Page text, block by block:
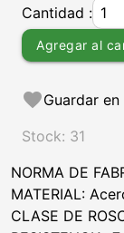
Cantidad :
Agregar al
favoriteGuardar
Stock: 31
NORMA DE
MATERIAL:
CLASE DE